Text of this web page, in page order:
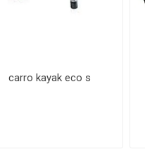
carro kayak eco s